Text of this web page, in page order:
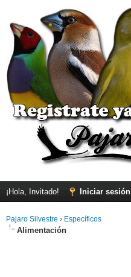
¡Hola, Invitado! Iniciar sesión
Pajaro Silvestre › Específicos
Alimentación